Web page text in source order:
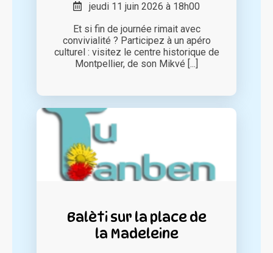
jeudi 11 juin 2026 à 18h00
Et si fin de journée rimait avec
convivialité ? Participez à un apéro
culturel : visitez le centre historique de
Montpellier, de son Mikvé [...]
Balèti sur la place de
la Madeleine